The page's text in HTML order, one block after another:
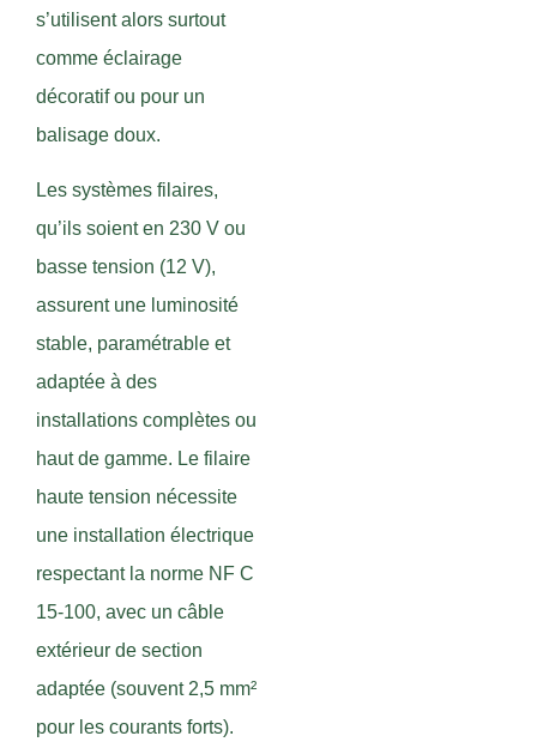
s’utilisent alors surtout
comme éclairage
décoratif ou pour un
balisage doux.
Les systèmes filaires,
qu’ils soient en 230 V ou
basse tension (12 V),
assurent une luminosité
stable, paramétrable et
adaptée à des
installations complètes ou
haut de gamme. Le filaire
haute tension nécessite
une installation électrique
respectant la norme NF C
15-100, avec un câble
extérieur de section
adaptée (souvent 2,5 mm²
pour les courants forts).